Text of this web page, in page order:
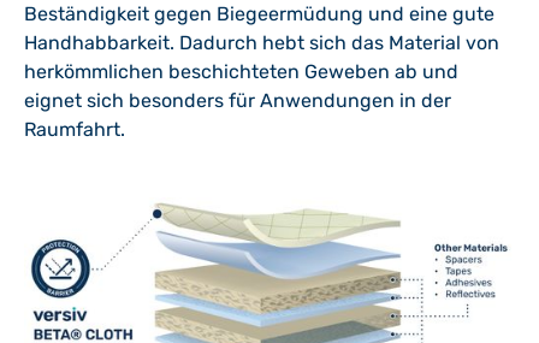
Beständigkeit gegen Biegeermüdung und eine gute
Handhabbarkeit. Dadurch hebt sich das Material von
herkömmlichen beschichteten Geweben ab und
eignet sich besonders für Anwendungen in der
Raumfahrt.